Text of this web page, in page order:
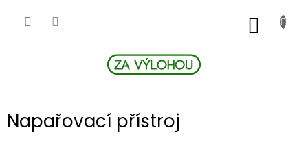
Napařovací přístroj